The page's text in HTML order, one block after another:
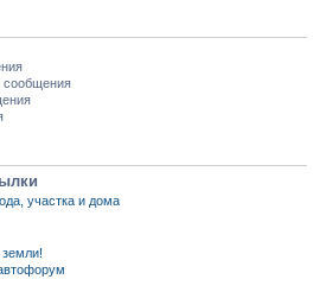
сообщения
участка и дома